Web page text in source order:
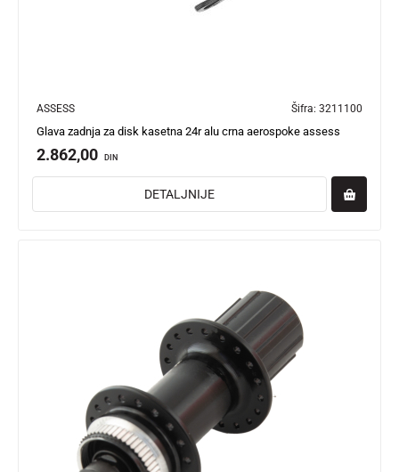
ASSESS Šifra: 3211100
Glava zadnja za disk kasetna 24r alu crna aerospoke assess
2.862,00 DIN
DETALJNIJE